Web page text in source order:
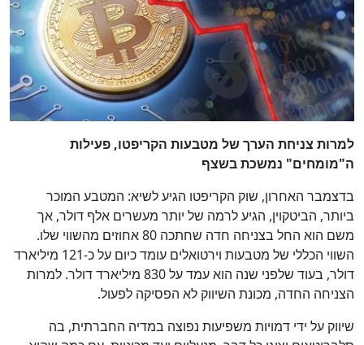
למרות צניחת הערך של מטבעות הקריפטו, פעילות
ה"מומחים" נמשכת בשצף
בדצמבר האחרון, שוק הקריפטו הגיע לשיא: המטבע המוכר
ביותר, הביטקוין, הגיע לרמה של יותר מעשרים אלף דולר, אך
משם הוא החל בצניחה חדה שחתכה 80 אחוזים מהשווי שלו.
השווי הכללי של מטבעות וירטואלים עומד כיום על כ-121 מיליארד
דולר, בעוד שלפני שנה הוא עמד על 830 מיליארד דולר. למרות
הצניחה החדה, מכונת השיווק לא הפסיקה לפעול.
שיווק על ידי דמויות משפיעות נפוצה במדיה החברתית, בה